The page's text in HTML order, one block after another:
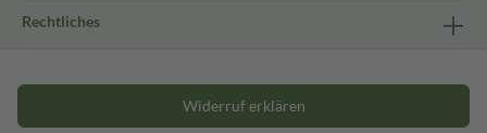
Rechtliches
Widerruf erklären